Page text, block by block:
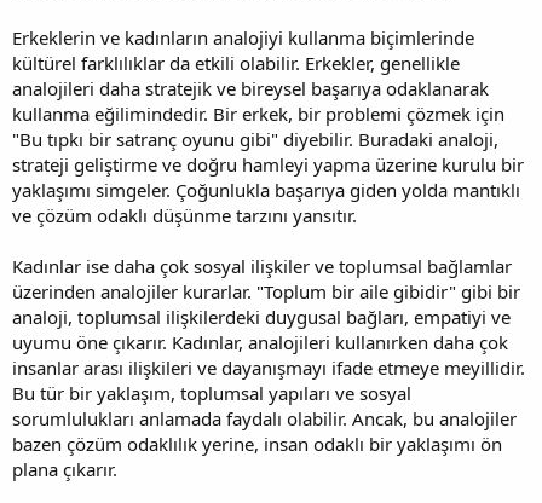
Erkeklerin ve kadınların analojiyi kullanma biçimlerinde
kültürel farklılıklar da etkili olabilir. Erkekler, genellikle
analojileri daha stratejik ve bireysel başarıya odaklanarak
kullanma eğilimindedir. Bir erkek, bir problemi çözmek için
"Bu tıpkı bir satranç oyunu gibi" diyebilir. Buradaki analoji,
strateji geliştirme ve doğru hamleyi yapma üzerine kurulu bir
yaklaşımı simgeler. Çoğunlukla başarıya giden yolda mantıklı
ve çözüm odaklı düşünme tarzını yansıtır.
Kadınlar ise daha çok sosyal ilişkiler ve toplumsal bağlamlar
üzerinden analojiler kurarlar. "Toplum bir aile gibidir" gibi bir
analoji, toplumsal ilişkilerdeki duygusal bağları, empatiyi ve
uyumu öne çıkarır. Kadınlar, analojileri kullanırken daha çok
insanlar arası ilişkileri ve dayanışmayı ifade etmeye meyillidir.
Bu tür bir yaklaşım, toplumsal yapıları ve sosyal
sorumlulukları anlamada faydalı olabilir. Ancak, bu analojiler
bazen çözüm odaklılık yerine, insan odaklı bir yaklaşımı ön
plana çıkarır.